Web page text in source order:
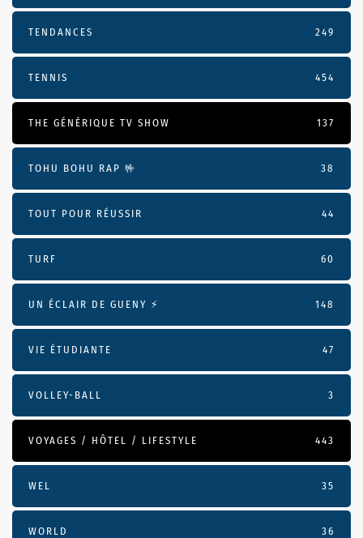
TENDANCES 249
TENNIS 454
THE GÉNÉRIQUE TV SHOW 137
TOHU BOHU RAP 🤟 38
TOUT POUR RÉUSSIR 44
TURF 60
UN ÉCLAIR DE GUENY ⚡️ 148
VIE ÉTUDIANTE 47
VOLLEY-BALL 3
VOYAGES / HÔTEL / LIFESTYLE 443
WEL 35
WORLD 36